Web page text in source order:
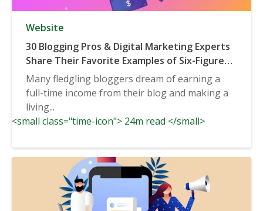
Website
30 Blogging Pros & Digital Marketing Experts
Share Their Favorite Examples of Six-Figure
(or Higher) Businesses Built on Blogging
Many fledgling bloggers dream of earning a
full-time income from their blog and making a
living...
<small class="time-icon"> 24m read </small>